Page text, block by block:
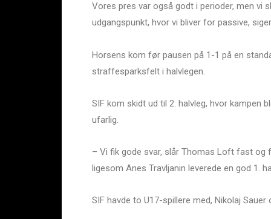
Vores pres var også godt i perioder, men vi
udgangspunkt, hvor vi bliver for passive,
Horsens kom før pausen på 1-1 på en
straffesparksfelt i halvlegen.
SIF kom skidt ud til 2. halvleg, hvor kampen
ufarlig.
– Vi fik gode svar, slår Thomas Loft fast
ligesom Anes Travljanin leverede en god 1.
SIF havde to U17-spillere med, Nikolaj